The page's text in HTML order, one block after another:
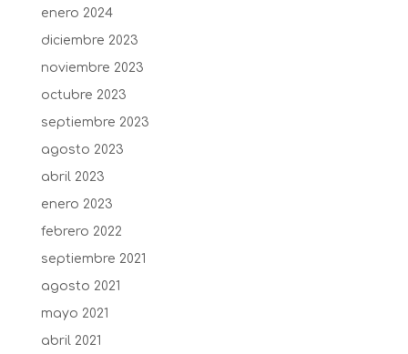
enero 2024
diciembre 2023
noviembre 2023
octubre 2023
septiembre 2023
agosto 2023
abril 2023
enero 2023
febrero 2022
septiembre 2021
agosto 2021
mayo 2021
abril 2021